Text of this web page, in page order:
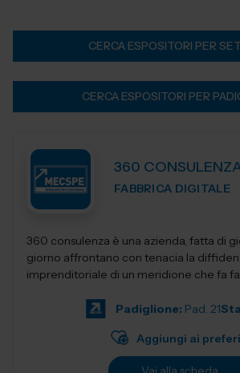
CERCA ESPOSITORI PER
CERCA ESPOSITORI PER
360
FABBRICA DIGITALE
360 consulenza è una azienda, fatta di
giorno affrontano con tenacia la
imprenditoriale di un meridione che fa
Padiglione: Pad. 21
Aggiungi ai